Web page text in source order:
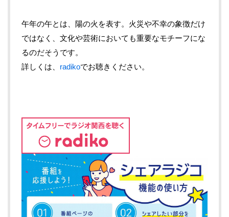
午年の午とは、陽の火を表す。火災や不幸の象徴だけ
ではなく、文化や芸術においても重要なモチーフにな
るのだそうです。
詳しくは、 radikoでお聴きください。